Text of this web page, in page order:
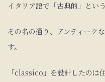
イタリア語で「古典的」とい
その名の通り、アンティーク
す。
「classico」を設計したのは